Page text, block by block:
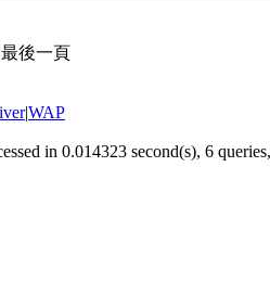
後一頁
|WAP
in 0.014323 second(s), 6